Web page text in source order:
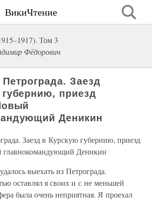
ВикиЧтение
Том 3
Фёдорович
Заезд
приезд
Деникин
Заезд в Курскую губернию, приезд
Деникин
выехать из Петрограда.
оставлял я своих и с не меньшей
была очень неприятная. Я проехал